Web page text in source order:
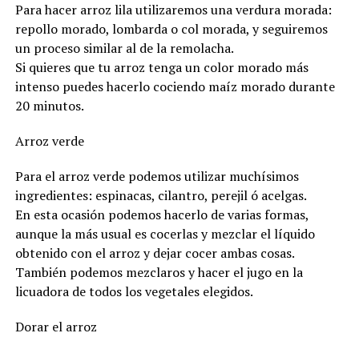
Para hacer arroz lila utilizaremos una verdura morada:
repollo morado, lombarda o col morada, y seguiremos
un proceso similar al de la remolacha.
Si quieres que tu arroz tenga un color morado más
intenso puedes hacerlo cociendo maíz morado durante
20 minutos.
Arroz verde
Para el arroz verde podemos utilizar muchísimos
ingredientes: espinacas, cilantro, perejil ó acelgas.
En esta ocasión podemos hacerlo de varias formas,
aunque la más usual es cocerlas y mezclar el líquido
obtenido con el arroz y dejar cocer ambas cosas.
También podemos mezclaros y hacer el jugo en la
licuadora de todos los vegetales elegidos.
Dorar el arroz